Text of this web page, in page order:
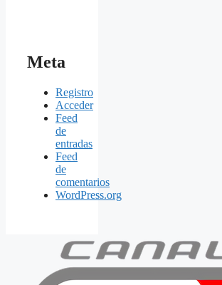
Meta
Registro
Acceder
Feed
de
entradas
Feed
de
comentarios
WordPress.org